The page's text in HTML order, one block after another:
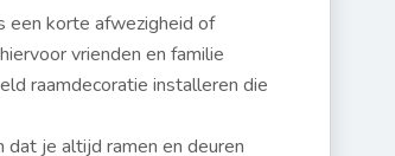
een korte afwezigheid of
vrienden en familie
raamdecoratie installeren die
dat je altijd ramen en deuren